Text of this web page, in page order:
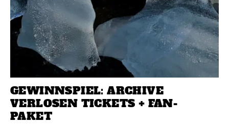
GEWINNSPIEL: ARCHIVE
VERLOSEN TICKETS + FAN-
PAKET